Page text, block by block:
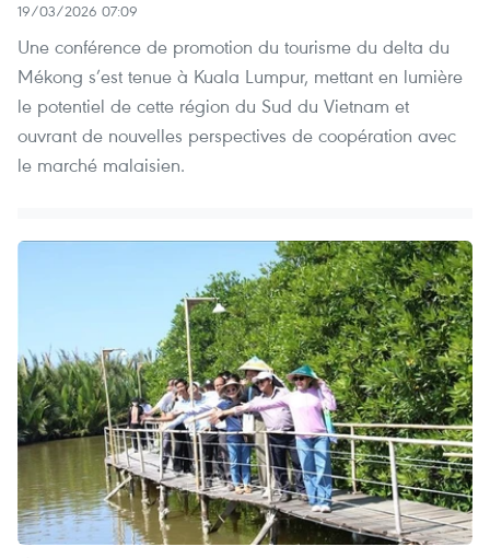
19/03/2026 07:09
Une conférence de promotion du tourisme du delta du
Mékong s’est tenue à Kuala Lumpur, mettant en lumière
le potentiel de cette région du Sud du Vietnam et
ouvrant de nouvelles perspectives de coopération avec
le marché malaisien.